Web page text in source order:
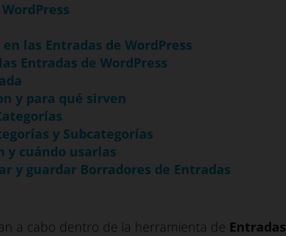
las Entradas de WordPress
Entradas de WordPress
y para qué sirven
y Subcategorías
y cuándo usarlas
y guardar Borradores de Entradas
a cabo dentro de la herramienta de Entradas